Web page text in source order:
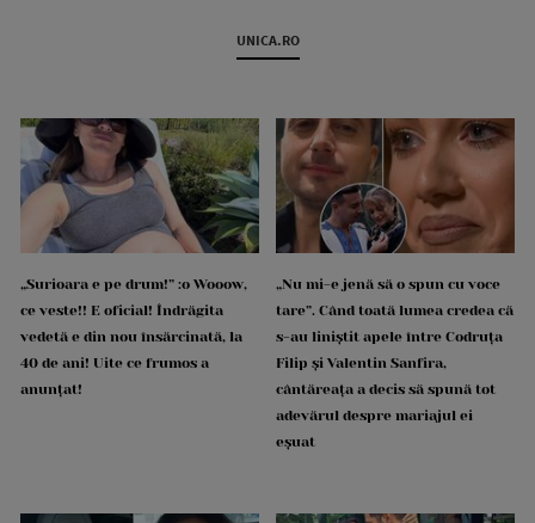
UNICA.RO
„Surioara e pe drum!” :o Wooow,
ce veste!! E oficial! Îndrăgita
vedetă e din nou însărcinată, la
40 de ani! Uite ce frumos a
anunțat!
„Nu mi-e jenă să o spun cu voce
tare”. Când toată lumea credea că
s-au liniștit apele între Codruța
Filip și Valentin Sanfira,
cântăreața a decis să spună tot
adevărul despre mariajul ei
eșuat